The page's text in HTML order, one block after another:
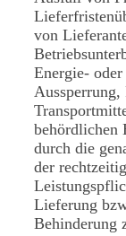
von
Energie-
behördlichen
durch die
der
Lieferung
Behinderung